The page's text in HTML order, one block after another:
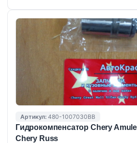
Артикул: 480-1007030BB
Гидрокомпенсатор Chery
Chery Russ